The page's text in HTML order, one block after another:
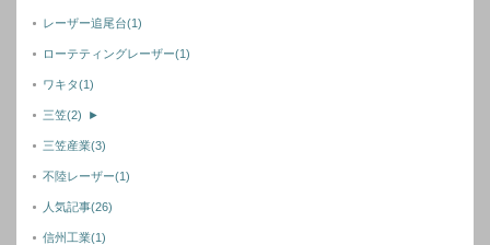
レーザー追尾台(1)
ローテティングレーザー(1)
ワキタ(1)
三笠(2) ►
三笠産業(3)
不陸レーザー(1)
人気記事(26)
信州工業(1)